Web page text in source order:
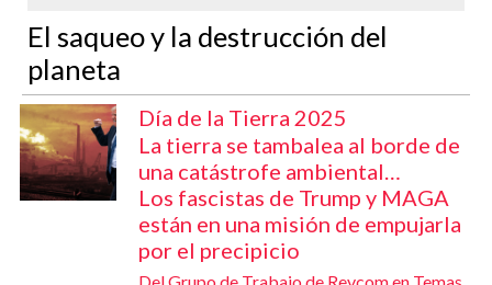
El saqueo y la destrucción del
planeta
Día de la Tierra 2025
La tierra se tambalea al borde de
una catástrofe ambiental…
Los fascistas de Trump y MAGA
están en una misión de empujarla
por el precipicio